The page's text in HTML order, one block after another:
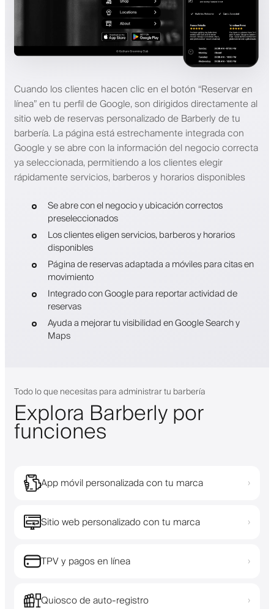
Cuando los clientes hacen clic en el botón “Reservar en
línea” en tu perfil de Google, son dirigidos directamente al
sitio web de reservas personalizado de Barberly de tu
barbería. La página está estrechamente integrada con
Google y se abre con la información del negocio correcta
ya seleccionada, permitiendo a los clientes elegir
rápidamente servicios, barberos y horarios disponibles
Se abre con el negocio y ubicación correctos
preseleccionados
Los clientes eligen servicios, barberos y horarios
disponibles
Página de reservas adaptada a móviles para citas en
movimiento
Integrado con Google para reportar actividad de
reservas
Ayuda a mejorar tu visibilidad en Google Search y
Maps
Todo lo que necesitas para administrar tu barbería
Explora Barberly por
funciones
App móvil personalizada con tu marca ›
Sitio web personalizado con tu marca ›
TPV y pagos en línea ›
Quiosco de auto-registro ›